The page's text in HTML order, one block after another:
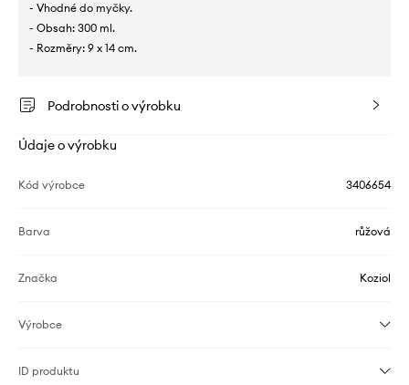
- Vhodné do myčky.
- Obsah: 300 ml.
- Rozměry: 9 x 14 cm.
Podrobnosti o výrobku
Údaje o výrobku
Kód výrobce 3406654
Barva růžová
Značka Koziol
Výrobce
ID produktu